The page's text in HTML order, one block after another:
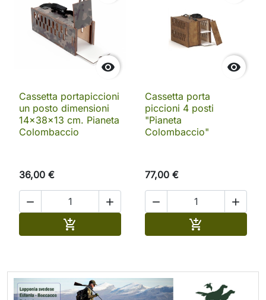

Cassetta portapiccioni
un posto dimensioni
14x38x13 cm. Pianeta
Colombaccio
36,00 €
 


Cassetta porta
piccioni 4 posti
"Pianeta
Colombaccio"
77,00 €
 
